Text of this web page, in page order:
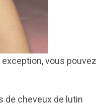
vous pouvez
de cheveux de lutin